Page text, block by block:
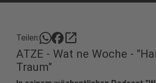
Teilen: open_in_new
ATZE - Wat ne Woche -
Traum"